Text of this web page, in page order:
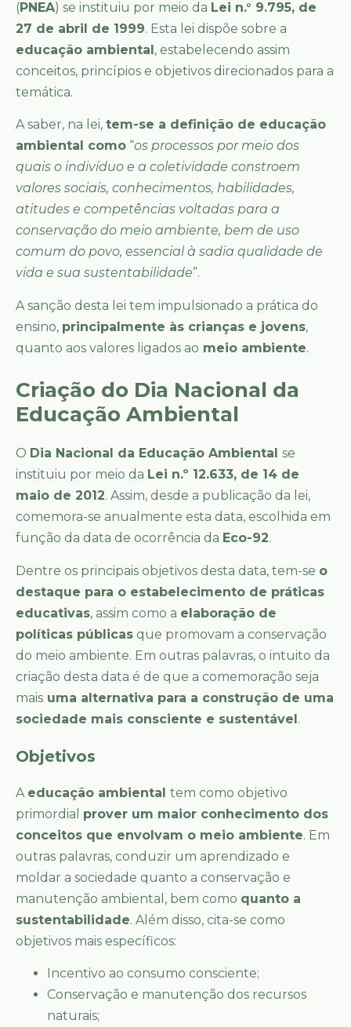
(PNEA) se instituiu por meio da Lei n.° 9.795, de
27 de abril de 1999. Esta lei dispõe sobre a
educação ambiental, estabelecendo assim
conceitos, princípios e objetivos direcionados para a
temática.
A saber, na lei, tem-se a definição de educação
ambiental como “os processos por meio dos
quais o indivíduo e a coletividade constroem
valores sociais, conhecimentos, habilidades,
atitudes e competências voltadas para a
conservação do meio ambiente, bem de uso
comum do povo, essencial à sadia qualidade de
vida e sua sustentabilidade”.
A sanção desta lei tem impulsionado a prática do
ensino, principalmente às crianças e jovens,
quanto aos valores ligados ao meio ambiente.
Criação do Dia Nacional da
Educação Ambiental
O Dia Nacional da Educação Ambiental se
instituiu por meio da Lei n.º 12.633, de 14 de
maio de 2012. Assim, desde a publicação da lei,
comemora-se anualmente esta data, escolhida em
função da data de ocorrência da Eco-92.
Dentre os principais objetivos desta data, tem-se o
destaque para o estabelecimento de práticas
educativas, assim como a elaboração de
políticas públicas que promovam a conservação
do meio ambiente. Em outras palavras, o intuito da
criação desta data é de que a comemoração seja
mais uma alternativa para a construção de uma
sociedade mais consciente e sustentável.
Objetivos
A educação ambiental tem como objetivo
primordial prover um maior conhecimento dos
conceitos que envolvam o meio ambiente. Em
outras palavras, conduzir um aprendizado e
moldar a sociedade quanto a conservação e
manutenção ambiental, bem como quanto a
sustentabilidade. Além disso, cita-se como
objetivos mais específicos:
Incentivo ao consumo consciente;
Conservação e manutenção dos recursos
naturais;